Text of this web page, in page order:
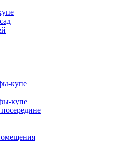
купе
купе